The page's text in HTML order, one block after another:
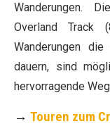
Wanderungen.
Overland Track
Wanderungen
dauern, sind
hervorragende
→ Touren zum